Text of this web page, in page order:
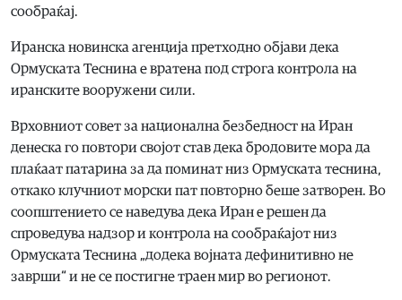
сообраќај.
Иранска новинска агенција претходно објави дека
Ормуската Теснина е вратена под строга контрола на
иранските вооружени сили.
Врховниот совет за национална безбедност на Иран
денеска го повтори својот став дека бродовите мора да
плаќаат патарина за да поминат низ Ормуската теснина,
откако клучниот морски пат повторно беше затворен. Во
соопштението се наведува дека Иран е решен да
спроведува надзор и контрола на сообраќајот низ
Ормуската Теснина „додека војната дефинитивно не
заврши“ и не се постигне траен мир во регионот.